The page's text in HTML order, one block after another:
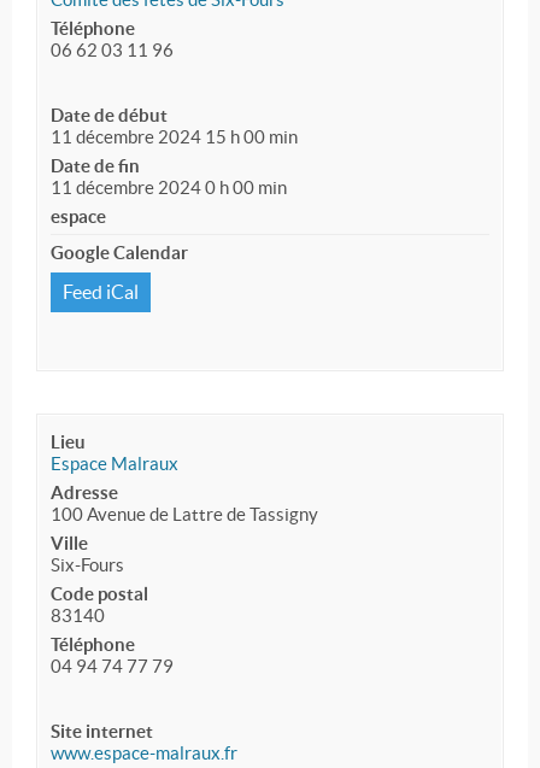
Téléphone
06 62 03 11 96
Date de début
11 décembre 2024 15 h 00 min
Date de fin
11 décembre 2024 0 h 00 min
espace
Google Calendar
Feed iCal
Lieu
Espace Malraux
Adresse
100 Avenue de Lattre de Tassigny
Ville
Six-Fours
Code postal
83140
Téléphone
04 94 74 77 79
Site internet
www.espace-malraux.fr